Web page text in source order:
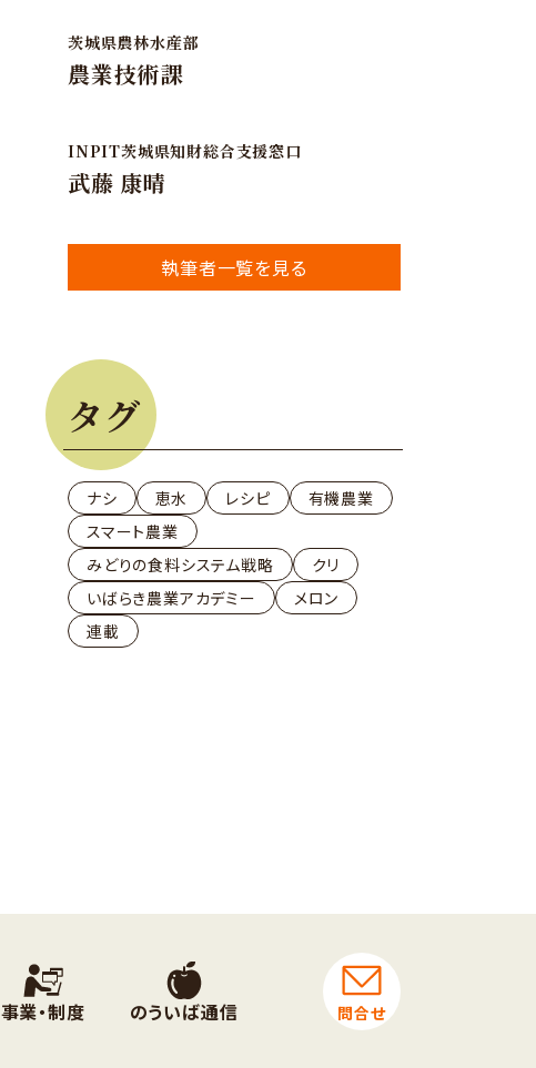
茨城県農林水産部
農業技術課
INPIT茨城県知財総合支援窓口
武藤 康晴
執筆者一覧を見る
タグ
ナシ 恵水 レシピ
有機農業
スマート農業
みどりの食料システム戦略
クリ
いばらき農業アカデミー
メロン
連載
事業・制度 のういば通信 問合せ